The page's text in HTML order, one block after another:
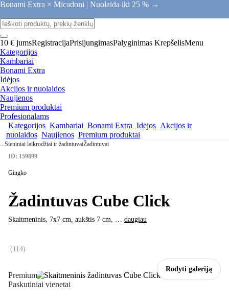
Bonami Extra × Micadoni | Nuolaida iki 25 % →
10 € jumsRegistracijaPrisijungimasPalyginimas KrepšelisMenu
Kategorijos
Kambariai
Bonami Extra
Idėjos
Akcijos ir nuolaidos
Naujienos
Premium produktai
Profesionalams
Kategorijos Kambariai Bonami Extra Idėjos Akcijos ir
nuolaidos Naujienos Premium produktai
...Sieniniai laikrodžiai ir žadintuvaiŽadintuvai
Rodyti galeriją
Premium
Paskutiniai vienetai
ID: 159899
Gingko
Žadintuvas Cube Click
Skaitmeninis, 7x7 cm, aukštis 7 cm, … daugiau
(114)